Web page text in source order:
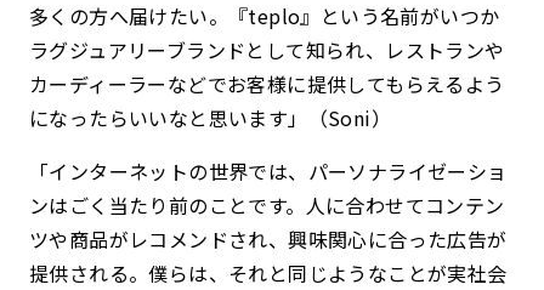
多くの方へ届けたい。『teplo』という名前がいつか
ラグジュアリーブランドとして知られ、レストランや
カーディーラーなどでお客様に提供してもらえるよう
になったらいいなと思います」（Soni）
「インターネットの世界では、パーソナライゼーショ
ンはごく当たり前のことです。人に合わせてコンテン
ツや商品がレコメンドされ、興味関心に合った広告が
提供される。僕らは、それと同じようなことが実社会